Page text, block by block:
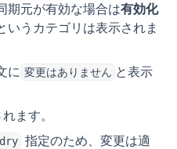
期元が有効な場合は有効化
いうカテゴリは表示されま
に 変更はありません と表示
ます。
指定のため、変更は適